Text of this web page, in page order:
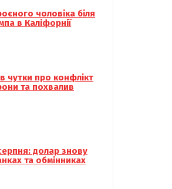
чоловіка біля
в Каліфорнії
чутки про конфлікт
та похвалив
долар знову
та обмінниках